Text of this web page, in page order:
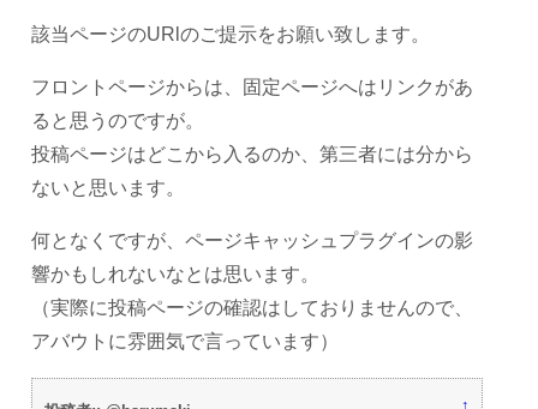
該当ページのURlのご提示をお願い致します。
フロントページからは、固定ページへはリンクがあ
ると思うのですが。
投稿ページはどこから入るのか、第三者には分から
ないと思います。
何となくですが、ページキャッシュプラグインの影
響かもしれないなとは思います。
（実際に投稿ページの確認はしておりませんので、
アバウトに雰囲気で言っています）
↑